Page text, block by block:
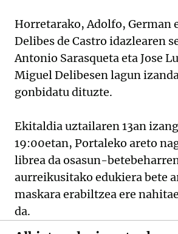
Horretarako, Adolfo, German
Delibes de Castro idazlearen
Antonio Sarasqueta eta Jose
Miguel Delibesen lagun
gonbidatu dituzte.
Ekitaldia uztailaren 13an
19:00etan, Portaleko areto
librea da osasun-
aurreikusitako edukiera bete
maskara erabiltzea ere
da.